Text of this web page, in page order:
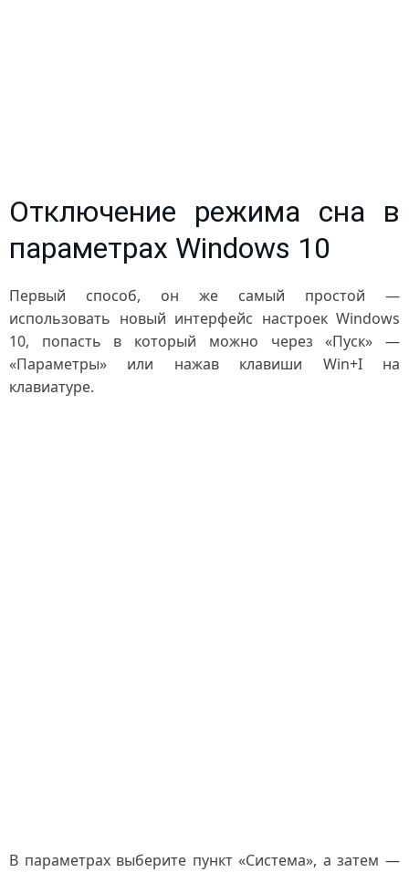
Отключение режима сна в
параметрах Windows 10
Первый способ, он же самый простой —
использовать новый интерфейс настроек Windows
10, попасть в который можно через «Пуск» —
«Параметры» или нажав клавиши Win+I на
клавиатуре.
В параметрах выберите пункт «Система», а затем —